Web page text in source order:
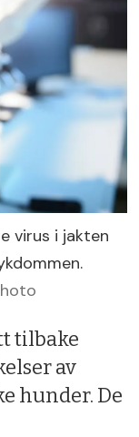
virus i jakten
tilbake
av
hunder. De